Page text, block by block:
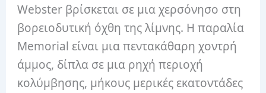
Webster βρίσκεται σε μια χερσόνησο στη
βορειοδυτική όχθη της λίμνης. Η παραλία
Memorial είναι μια πεντακάθαρη χοντρή
άμμος, δίπλα σε μια ρηχή περιοχή
κολύμβησης, μήκους μερικές εκατοντάδες